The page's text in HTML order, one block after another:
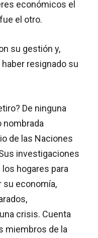
económicos el
el otro.
su gestión y,
resignado su
De ninguna
nombrada
de las Naciones
investigaciones
hogares para
su economía,
crisis. Cuenta
miembros de la